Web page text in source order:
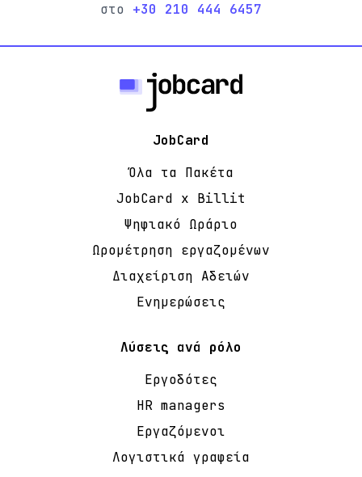
στο +30 210 444 6457
JobCard
Όλα τα Πακέτα
JobCard x Billit
Ψηφιακό Ωράριο
Ωρομέτρηση εργαζομένων
Διαχείριση Αδειών
Ενημερώσεις
Λύσεις ανά ρόλο
Εργοδότες
HR managers
Εργαζόμενοι
Λογιστικά γραφεία